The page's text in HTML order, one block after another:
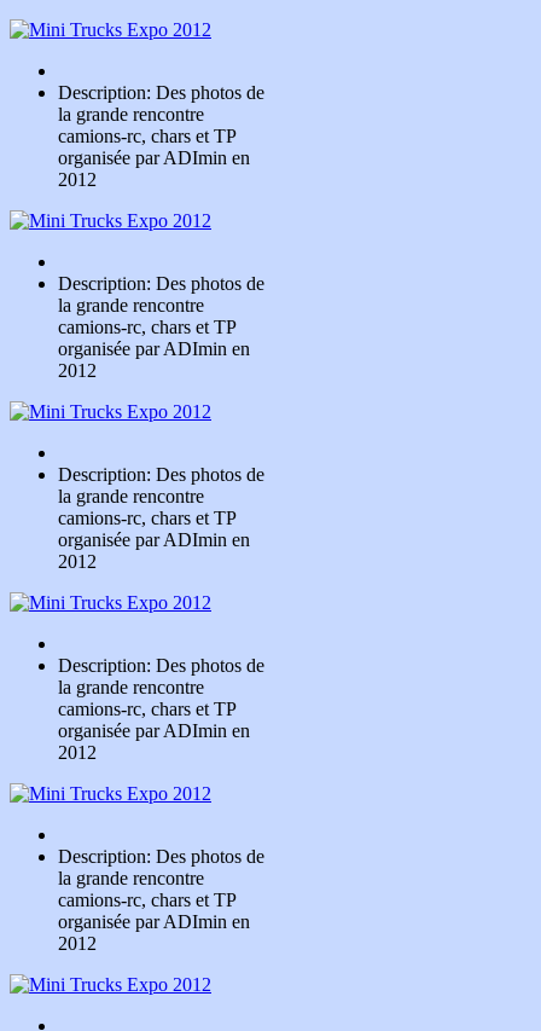
Description: Des photos de
la grande rencontre
camions-rc, chars et TP
organisée par ADImin en
2012
Description: Des photos de
la grande rencontre
camions-rc, chars et TP
organisée par ADImin en
2012
Description: Des photos de
la grande rencontre
camions-rc, chars et TP
organisée par ADImin en
2012
Description: Des photos de
la grande rencontre
camions-rc, chars et TP
organisée par ADImin en
2012
Description: Des photos de
la grande rencontre
camions-rc, chars et TP
organisée par ADImin en
2012